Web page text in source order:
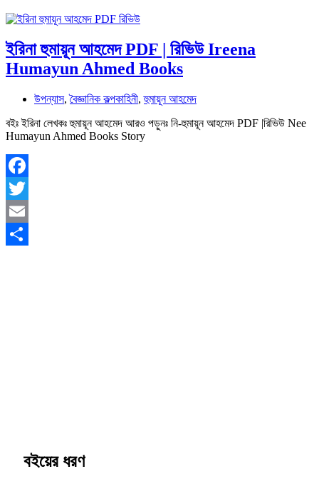
ইরিনা হুমায়ূন আহমেদ PDF | রিভিউ Ireena
Humayun Ahmed Books
উপন্যাস,বৈজ্ঞানিক কল্পকাহিনী,হুমায়ূন আহমেদ
বইঃ ইরিনা লেখকঃ হুমায়ূন আহমেদ আরও পড়ুনঃ নি-হুমায়ূন আহমেদ PDF |রিভিউ Nee
Humayun Ahmed Books Story
Facebook
Twitter
Email
বইয়ের ধরণ